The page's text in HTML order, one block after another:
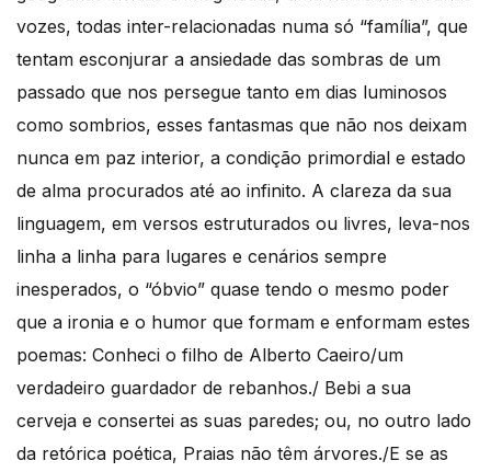
vozes, todas inter-relacionadas numa só “família”, que
tentam esconjurar a ansiedade das sombras de um
passado que nos persegue tanto em dias luminosos
como sombrios, esses fantasmas que não nos deixam
nunca em paz interior, a condição primordial e estado
de alma procurados até ao infinito. A clareza da sua
linguagem, em versos estruturados ou livres, leva-nos
linha a linha para lugares e cenários sempre
inesperados, o “óbvio” quase tendo o mesmo poder
que a ironia e o humor que formam e enformam estes
poemas: Conheci o filho de Alberto Caeiro/um
verdadeiro guardador de rebanhos./ Bebi a sua
cerveja e consertei as suas paredes; ou, no outro lado
da retórica poética, Praias não têm árvores./E se as